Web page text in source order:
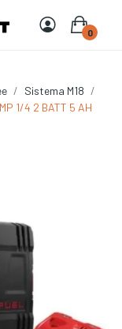
0
Sistema M18
1/4 2 BATT 5 AH